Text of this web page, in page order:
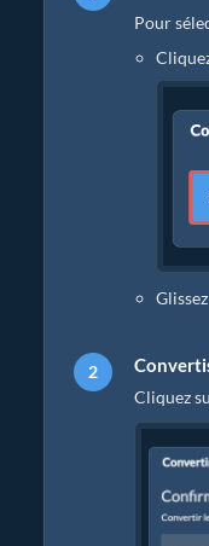
Pour
Cliquez